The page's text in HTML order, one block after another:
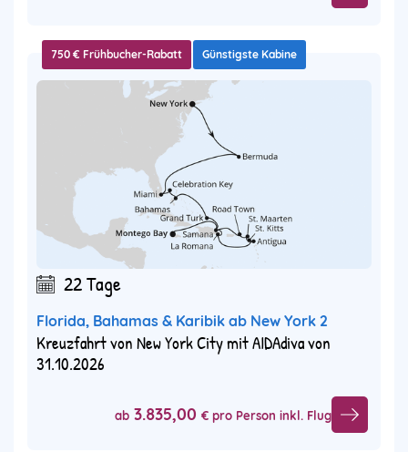
750 € Frühbucher-Rabatt Günstigste Kabine
22 Tage
Florida, Bahamas & Karibik ab New York 2
Kreuzfahrt von New York City mit AIDAdiva von
31.10.2026
ab 3.835,00 € pro Person inkl. Flug